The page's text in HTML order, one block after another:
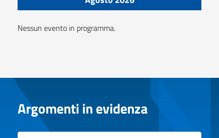
Nessun evento in programma.
Argomenti in evidenza